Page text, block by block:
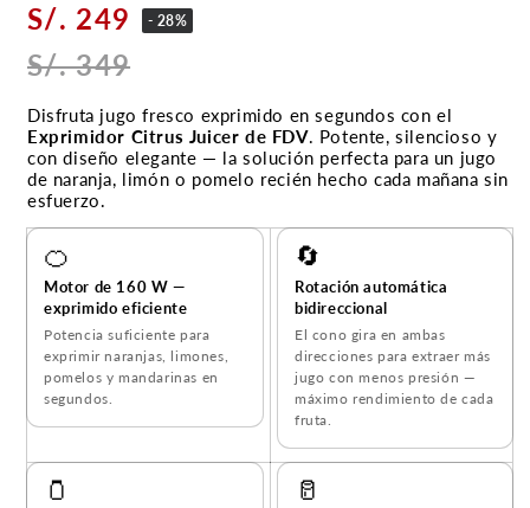
S/. 249 - 28%
S/. 349
Disfruta jugo fresco exprimido en segundos con el
Exprimidor Citrus Juicer de FDV. Potente, silencioso y
con diseño elegante — la solución perfecta para un jugo
de naranja, limón o pomelo recién hecho cada mañana sin
esfuerzo.
🍊
Motor de 160 W —
exprimido eficiente
Potencia suficiente para
exprimir naranjas, limones,
pomelos y mandarinas en
segundos.
🔄
Rotación automática
bidireccional
El cono gira en ambas
direcciones para extraer más
jugo con menos presión —
máximo rendimiento de cada
fruta.
🫙 🥛